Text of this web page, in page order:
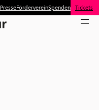
PresseFördervereinSpenden Tickets